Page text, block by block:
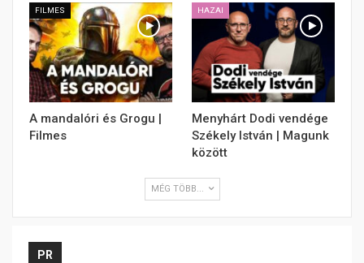
FILMES
A mandalóri és Grogu |
Filmes
HAZAI
Menyhárt Dodi vendége
Székely István | Magunk
között
MÉG TÖBB...
PR